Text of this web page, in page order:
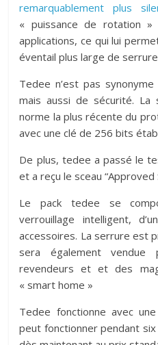
remarquablement plus
« puissance de rotation »
applications, ce qui lui
éventail plus large de
Tedee n’est pas
mais aussi de sécurité.
norme la plus récente du
avec une clé de 256 bits
De plus, tedee a passé le
et a reçu le sceau
Le pack tedee se
verrouillage intelligent,
accessoires. La serrure est
sera également
revendeurs et et des
« smart home »
Tedee fonctionne avec
peut fonctionner pendant